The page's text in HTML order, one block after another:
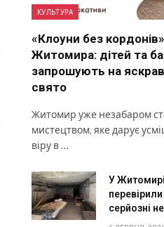
КУЛЬТУРА
«Клоуни без
Житомира: дітей та
запрошують на
свято
Житомир уже незабаром
мистецтвом, яке дарує
віру в …
У
серйозні